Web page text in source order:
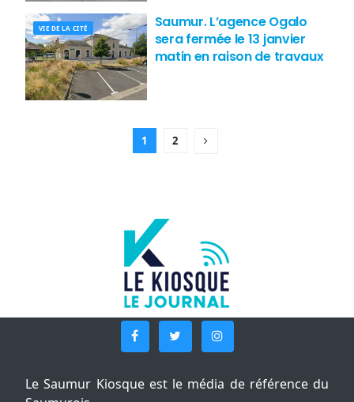
VIE DE LA CITÉ
Saumur. L’agence Ogalo
sera fermée le 13 janvier
matin en raison de travaux
1 2
Le Saumur Kiosque est le média de référence du